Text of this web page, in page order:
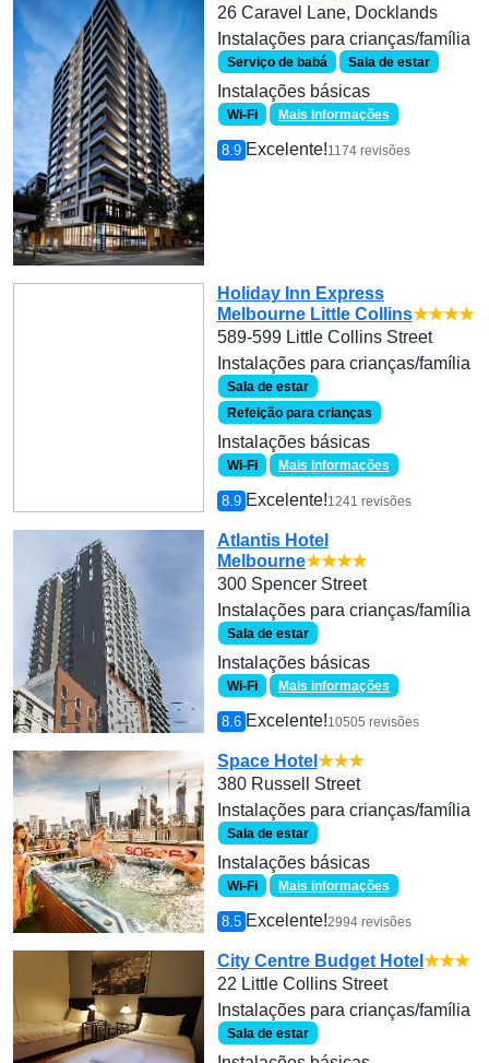
26 Caravel Lane, Docklands
Instalações para crianças/família
Serviço de babá Sala de estar
Instalações básicas
Wi-Fi Mais informações
8.9 Excelente!1174 revisões
Holiday Inn Express
Melbourne Little Collins★★★★
589-599 Little Collins Street
Instalações para crianças/família
Sala de estar
Refeição para crianças
Instalações básicas
Wi-Fi Mais informações
8.9 Excelente!1241 revisões
Atlantis Hotel
Melbourne★★★★
300 Spencer Street
Instalações para crianças/família
Sala de estar
Instalações básicas
Wi-Fi Mais informações
8.6 Excelente!10505 revisões
Space Hotel ★★★
380 Russell Street
Instalações para crianças/família
Sala de estar
Instalações básicas
Wi-Fi Mais informações
8.5 Excelente!2994 revisões
City Centre Budget Hotel ★★★
22 Little Collins Street
Instalações para crianças/família
Sala de estar